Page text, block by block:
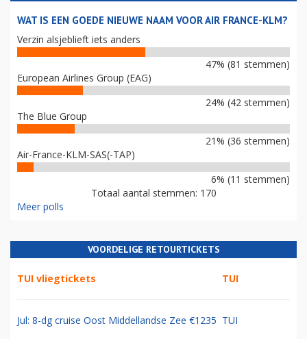
WAT IS EEN GOEDE NIEUWE NAAM VOOR AIR FRANCE-KLM?
Verzin alsjeblieft iets anders
47% (81 stemmen)
European Airlines Group (EAG)
24% (42 stemmen)
The Blue Group
21% (36 stemmen)
Air-France-KLM-SAS(-TAP)
6% (11 stemmen)
Totaal aantal stemmen: 170
Meer polls
VOORDELIGE RETOURTICKETS
TUI vliegtickets TUI
Jul: 8-dg cruise Oost Middellandse Zee €1235 TUI